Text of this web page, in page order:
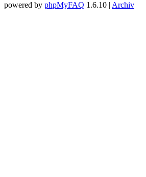
powered by phpMyFAQ 1.6.10 | Archiv